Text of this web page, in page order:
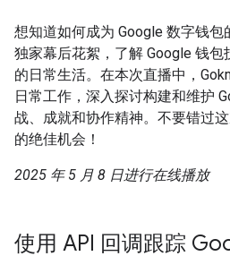
想知道如何成为 Google 数字钱
独家幕后花絮，了解 Google 钱包
的日常生活。在本次直播中，
日常工作，深入探讨构建和维护
战、成就和协作精神。不要错过
的绝佳机会！
2025 年 5 月 8 日进行在线播放
使用 API 回调跟踪